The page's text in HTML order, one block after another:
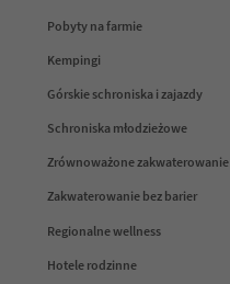
Pobyty na farmie
Kempingi
Górskie schroniska i zajazdy
Schroniska młodzieżowe
Zrównoważone zakwaterowanie
Zakwaterowanie bez barier
Regionalne wellness
Hotele rodzinne